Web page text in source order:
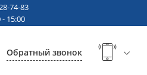
74-83
15:00
Обратный звонок